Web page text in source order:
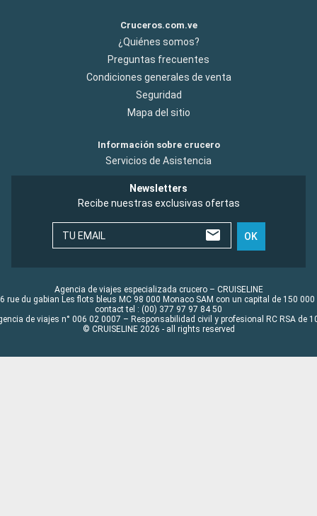
Cruceros.com.ve
¿Quiénes somos?
Preguntas frecuentes
Condiciones generales de venta
Seguridad
Mapa del sitio
Información sobre crucero
Servicios de Asistencia
Newsletters
Recibe nuestras exclusivas ofertas
TU EMAIL OK
Agencia de viajes especializada crucero – CRUISELINE
rue du gabian Les flots bleus MC 98 000 Monaco SAM con un capital de 150 000
contact tel : (00) 377 97 97 84 50
de viajes n° 006 02 0007 – Responsabilidad civil y profesional RC RSA de
© CRUISELINE 2026 - all rights reserved